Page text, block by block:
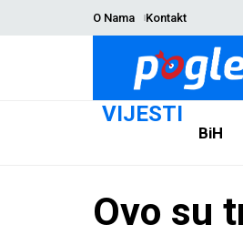
O Nama Kontakt
VIJESTI
BiH
Ovo su